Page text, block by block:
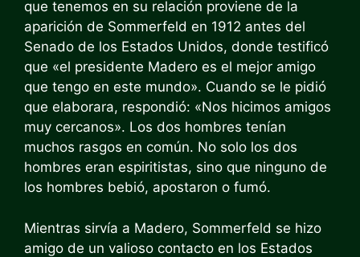
que tenemos en su relación proviene de la
aparición de Sommerfeld en 1912 antes del
Senado de los Estados Unidos, donde testificó
que «el presidente Madero es el mejor amigo
que tengo en este mundo». Cuando se le pidió
que elaborara, respondió: «Nos hicimos amigos
muy cercanos». Los dos hombres tenían
muchos rasgos en común. No solo los dos
hombres eran espiritistas, sino que ninguno de
los hombres bebió, apostaron o fumó.
Mientras sirvía a Madero, Sommerfeld se hizo
amigo de un valioso contacto en los Estados